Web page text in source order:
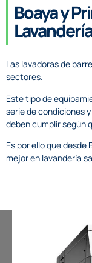
Boaya y
Las lavadoras de
sectores.
Este tipo de
serie de condiciones
deben cumplir según
Es por ello que
mejor en lavandería